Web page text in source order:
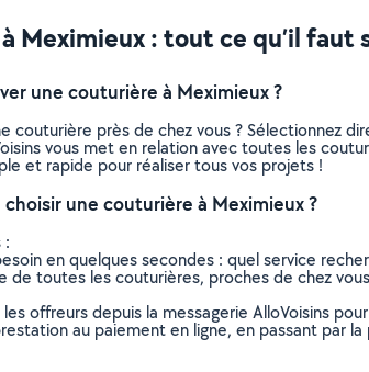
Meximieux : tout ce qu’il faut
une couturière à Meximieux ?
couturière près de chez vous ? Sélectionnez
vous met en relation avec toutes les
et rapide pour réaliser tous vos projets !
une couturière à Meximieux ?
:
en quelques secondes : quel service
de toutes les couturières, proches de chez
offreurs depuis la messagerie AlloVoisins
au paiement en ligne, en passant par